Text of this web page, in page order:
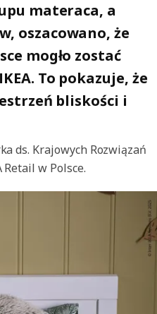
materaca, a
oszacowano, że
mogło zostać
To pokazuje, że
bliskości i
ds. Krajowych Rozwiązań
w Polsce.